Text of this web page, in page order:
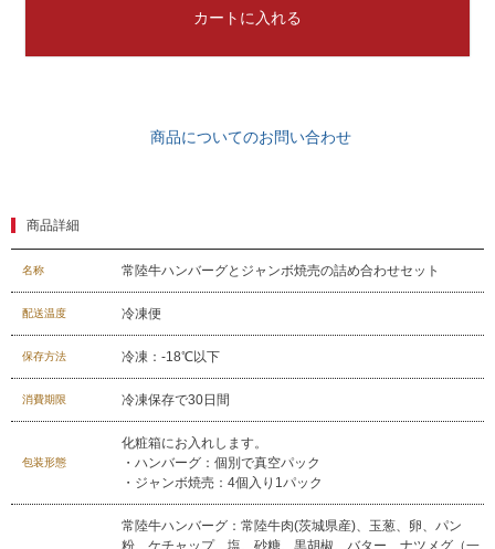
029-254-2441
お問合せフォーム
カートに入れる
商品についてのお問い合わせ
商品詳細
名称 常陸牛ハンバーグとジャンボ焼売の詰め合わせセット
配送温度 冷凍便
保存方法 冷凍：-18℃以下
消費期限 冷凍保存で30日間
包装形態
化粧箱にお入れします。
・ハンバーグ：個別で真空パック
・ジャンボ焼売：4個入り1パック
常陸牛ハンバーグ：常陸牛肉(茨城県産)、玉葱、卵、パン